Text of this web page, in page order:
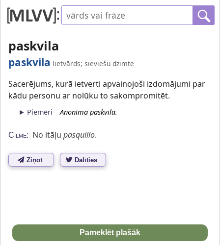
paskvila
paskvila lietvārds; sieviešu dzimte
Sacerējums, kurā ietverti apvainojoši izdomājumi par
kādu personu ar nolūku to sakompromitēt.
Piemēri Anonīma paskvila.
Cilme: No itāļu pasquillo.
Ziņot Dalīties
Pameklēt plašāk